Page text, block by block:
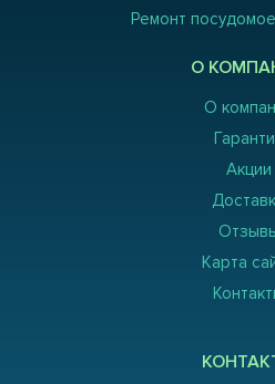
Ремонт
О
О
Акции
Карта